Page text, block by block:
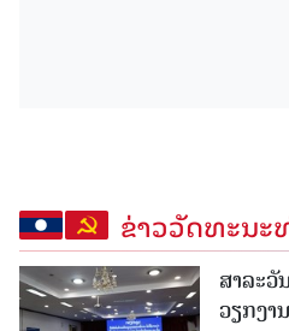
ຂ່າວວັດທະນະ
ສາລະວັ
ວຽກງາ